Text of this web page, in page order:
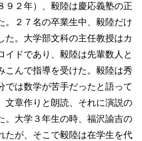
９２年）、毅陸は慶応義塾の正
。２７名の卒業生中、毅陸だけ
た。大学部文科の主任教授はカ
イドであり、毅陸は先輩数人と
こんで指導を受けた。毅陸は秀
では数学が苦手だったと語って
文章作りと朗読、それに演説の
。大学３年生の時、福沢諭吉の
たが、そこで毅陸は在学生を代